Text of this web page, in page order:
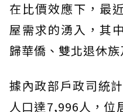
在比價效應下，最
屋需求的湧入，其
歸華僑、雙北退休
據內政部戶政司統
人口達7,996人，位